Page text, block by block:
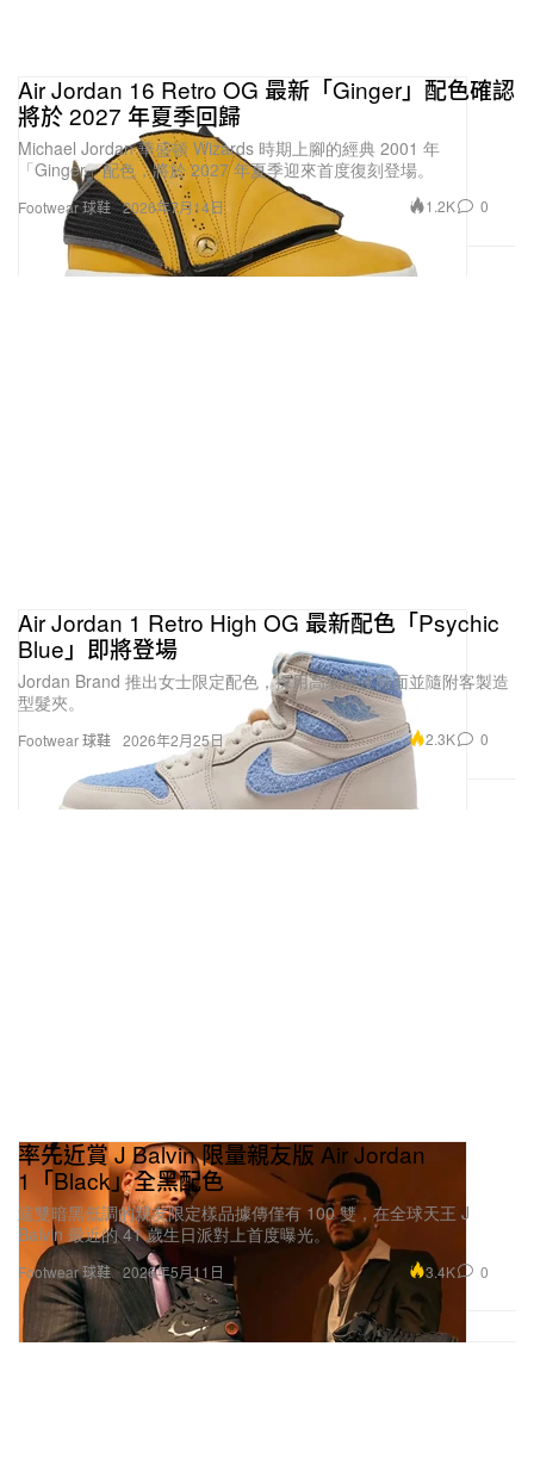
Bricks & Wood x New Balance 全新聯名系列即
將登場
率先近賞 Air Jordan 11 全新配色「Bred
Velvet」
Footwear 球鞋
Air Jordan 16 Retro OG 最新「Ginger」配色確認
將於 2027 年夏季回歸
Michael Jordan 華盛頓 Wizards 時期上腳的經典 2001 年
「Ginger」配色，將於 2027 年夏季迎來首度復刻登場。
2026年7月14日 1.2K 0
Footwear 球鞋
Air Jordan 1 Retro High OG 最新配色「Psychic
Blue」即將登場
Jordan Brand 推出女士限定配色，採用高級麖皮鞋面並隨附客製造
型髮夾。
2026年2月25日 2.3K 0
Footwear 球鞋
率先近賞 J Balvin 限量親友版 Air Jordan
1「Black」全黑配色
這雙暗黑低調的親友限定樣品據傳僅有 100 雙，在全球天王 J
Balvin 最近的 41 歲生日派對上首度曝光。
2026年5月11日 3.4K 0